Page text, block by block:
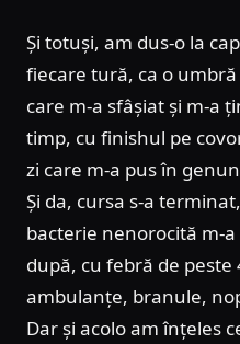
Și totuși, am dus-o la
fiecare tură, ca o
care m-a sfâșiat și m-a
timp, cu finishul pe
zi care m-a pus în
Și da, cursa s-a
bacterie nenorocită m-
după, cu febră de peste
ambulanțe, branule,
Dar și acolo am înțeles